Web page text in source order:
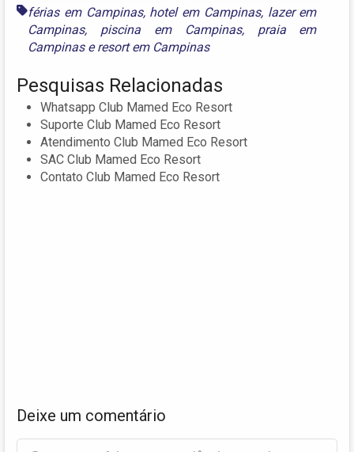
férias em Campinas, hotel em Campinas, lazer em
Campinas, piscina em Campinas, praia em
Campinaseresort em Campinas
Pesquisas Relacionadas
Whatsapp Club Mamed Eco Resort
Suporte Club Mamed Eco Resort
Atendimento Club Mamed Eco Resort
SAC Club Mamed Eco Resort
Contato Club Mamed Eco Resort
Deixe um comentário